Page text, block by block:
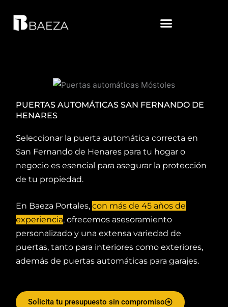
contenido
PUERTAS AUTOMÁTICAS SAN FERNANDO DE
HENARES
Seleccionar la puerta automática correcta en
San Fernando de Henares para tu hogar o
negocio es esencial para asegurar la protección
de tu propiedad.
En Baeza Portales, con más de 45 años de
experiencia, ofrecemos asesoramiento
personalizado y una extensa variedad de
puertas, tanto para interiores como exteriores,
además de puertas automáticas para garajes.
Solicita tu presupuesto sin compromiso